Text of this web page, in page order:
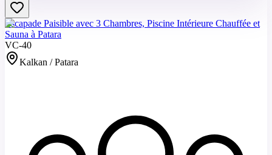
Escapade Paisible avec 3 Chambres, Piscine Intérieure Chauffée et
Sauna à Patara
VC-40
Kalkan / Patara